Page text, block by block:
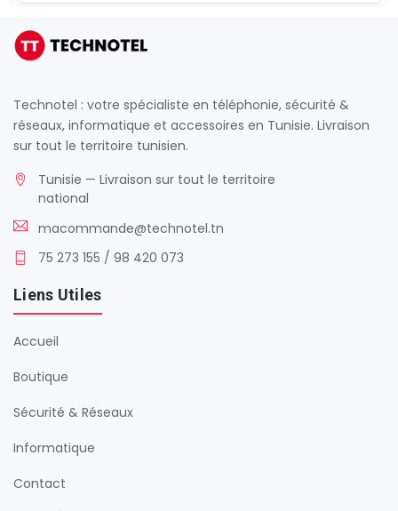
Technotel : votre spécialiste en téléphonie, sécurité &
réseaux, informatique et accessoires en Tunisie. Livraison
sur tout le territoire tunisien.
Tunisie — Livraison sur tout le territoire
national
macommande@technotel.tn
75 273 155 / 98 420 073
Liens Utiles
Accueil
Boutique
Sécurité & Réseaux
Informatique
Contact